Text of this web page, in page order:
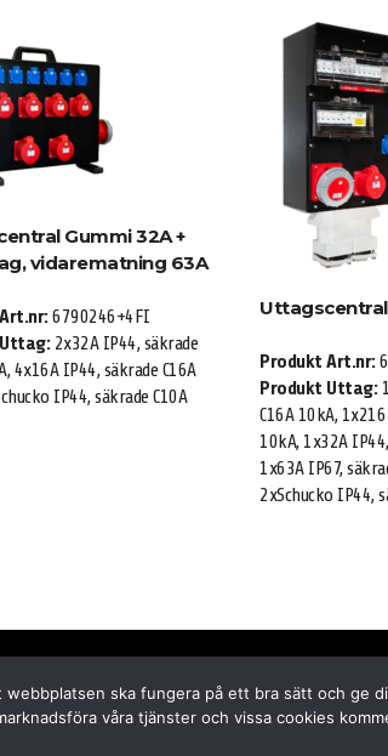
Gummi 32A +
vidarematning 63A
6790246+4FI
2x32A IP44, säkrade
4x16A IP44, säkrade C16A
IP44, säkrade C10A
Produkt Art.nr:
Produkt Uttag:
C16A 10kA,
10kA, 1x32A
1x63A IP67,
2xSchucko IP44,
Norm AB
178, 601 03 Norrköping
ska fungera på ett bra sätt och ge
våra tjänster och vissa cookies